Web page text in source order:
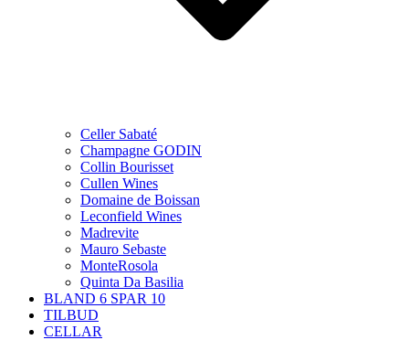
Celler Sabaté
Champagne GODIN
Collin Bourisset
Cullen Wines
Domaine de Boissan
Leconfield Wines
Madrevite
Mauro Sebaste
MonteRosola
Quinta Da Basilia
BLAND 6 SPAR 10
TILBUD
CELLAR